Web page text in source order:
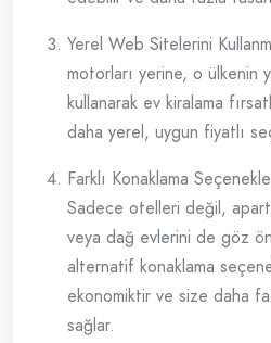
Yerel Web Sitelerini
motorları yerine, o ülkenin
kullanarak ev kiralama
daha yerel, uygun fiyatlı
Farklı Konaklama
Sadece otelleri değil,
veya dağ evlerini de göz
alternatif konaklama
ekonomiktir ve size daha
sağlar.